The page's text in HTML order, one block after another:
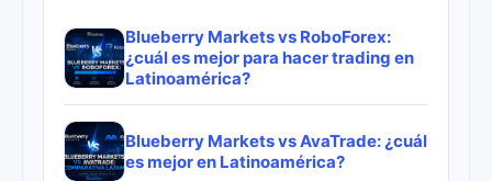
Blueberry Markets vs RoboForex:
¿cuál es mejor para hacer trading en
Latinoamérica?
Blueberry Markets vs AvaTrade: ¿cuál
es mejor en Latinoamérica?